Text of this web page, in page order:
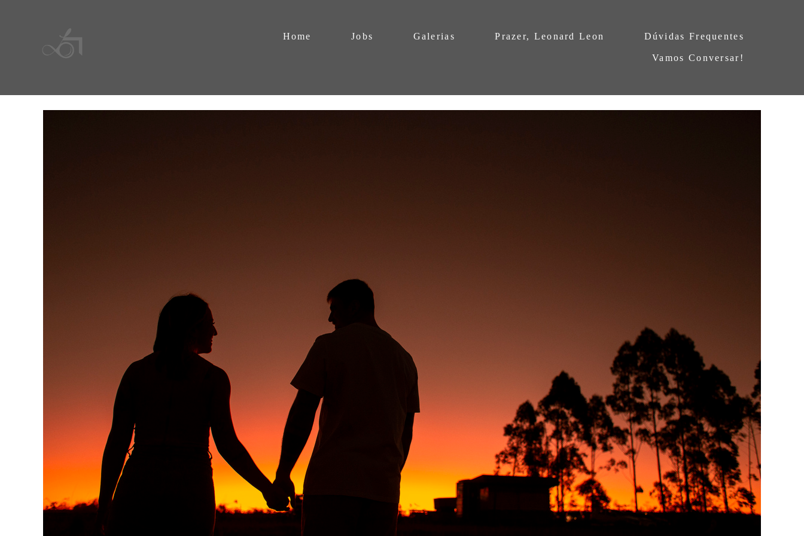
Home Jobs Galerias Prazer, Leonard Leon Dúvidas Frequentes
Vamos Conversar!